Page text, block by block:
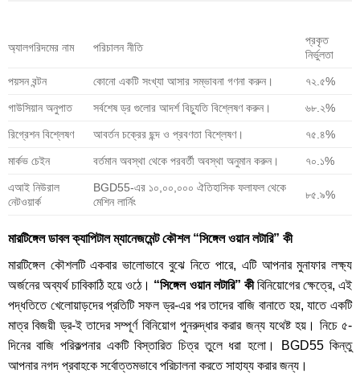
অ্যালগরিদমের নাম পরিচালন নীতি
প্রকৃত
নির্ভুলতা
পয়সন বন্টন কোনো একটি সংখ্যা আসার সম্ভাবনা গণনা করুন। ৭২.৫%
গাউসিয়ান অনুপাত সর্বশেষ ড্র গুলোর আদর্শ বিচ্যুতি বিশ্লেষণ করুন। ৬৮.২%
রিগ্রেশন বিশ্লেষণ আবর্তন চক্রের ছন্দ ও প্রবণতা বিশ্লেষণ। ৭৫.৪%
মার্কভ চেইন বর্তমান অবস্থা থেকে পরবর্তী অবস্থা অনুমান করুন। ৭০.১%
এআই নিউরাল
নেটওয়ার্ক
BGD55-এর ১০,০০,০০০ ঐতিহাসিক ফলাফল থেকে
মেশিন লার্নিং
৮৫.৯%
মারটিঙ্গেল ডাবল ক্যাপিটাল ম্যানেজমেন্ট কৌশল “সিঙ্গেল ওয়ান লটারি” কী
মারটিঙ্গেল কৌশলটি একবার ভালোভাবে বুঝে নিতে পারে, এটি আপনার মুনাফার লক্ষ্য
অর্জনের অব্যর্থ চাবিকাঠি হয়ে ওঠে। “সিঙ্গেল ওয়ান লটারি” কীবিনিয়োগের ক্ষেত্রে, এই
পদ্ধতিতে খেলোয়াড়দের প্রতিটি সফল ড্র-এর পর তাদের বাজি বানাতে হয়, যাতে একটি
মাত্র বিজয়ী ড্র-ই তাদের সম্পূর্ণ বিনিয়োগ পুনরুদ্ধার করার জন্য যথেষ্ট হয়। নিচে ৫-
দিনের বাজি পরিকল্পনার একটি বিস্তারিত চিত্র তুলে ধরা হলো।
BGD55 কিন্তু
আপনার নগদ প্রবাহকে সর্বোত্তমভাবে পরিচালনা করতে সাহায্য করার জন্য।